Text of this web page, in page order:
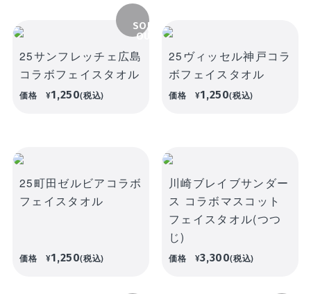
SOLD
OUT
25サンフレッチェ広島
コラボフェイスタオル
価格 ¥1,250(税込)
25ヴィッセル神戸コラ
ボフェイスタオル
価格 ¥1,250(税込)
25町田ゼルビアコラボ
フェイスタオル
価格 ¥1,250(税込)
川崎ブレイブサンダー
ス コラボマスコット
フェイスタオル(つつ
じ)
価格 ¥3,300(税込)